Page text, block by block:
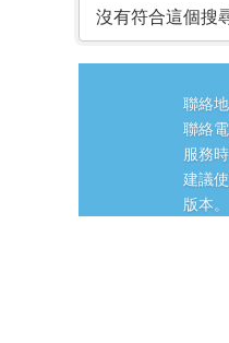
沒有符合這個搜
聯絡
聯絡電
服務
建議
版本。